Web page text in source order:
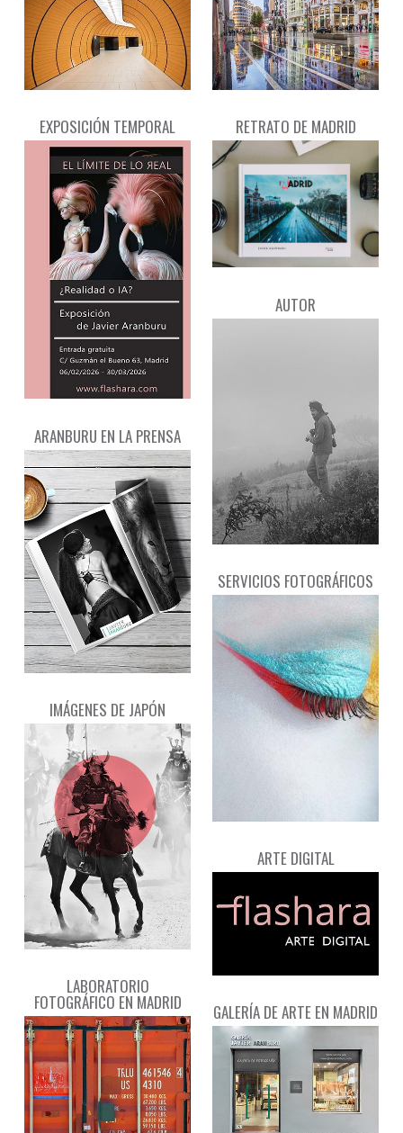
EXPOSICIÓN TEMPORAL RETRATO DE MADRID
AUTOR
ARANBURU EN LA PRENSA
SERVICIOS FOTOGRÁFICOS
IMÁGENES DE JAPÓN
ARTE DIGITAL
LABORATORIO
FOTOGRÁFICO EN MADRID GALERÍA DE ARTE EN MADRID